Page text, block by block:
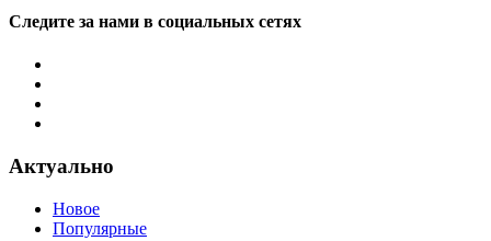
Следите за нами в социальных сетях
Актуально
Новое
Популярные